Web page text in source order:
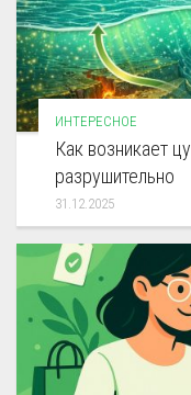
ИНТЕРЕСНОЕ
Как возникает
разрушительно
31.12.2025